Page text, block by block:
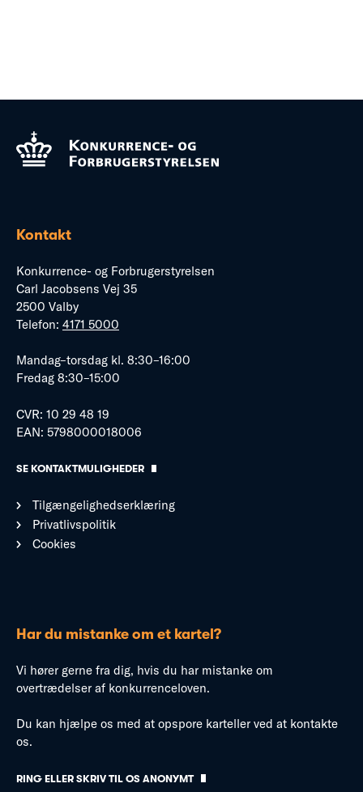
Kontakt
Konkurrence- og Forbrugerstyrelsen
Carl Jacobsens Vej 35
2500 Valby
Telefon: 4171 5000
Mandag–torsdag kl. 8:30–16:00
Fredag 8:30–15:00
CVR: 10 29 48 19
EAN: 5798000018006
SE KONTAKTMULIGHEDER
Tilgængelighedserklæring
Privatlivspolitik
Cookies
Har du mistanke om et kartel?
Vi hører gerne fra dig, hvis du har mistanke om
overtrædelser af konkurrenceloven.
Du kan hjælpe os med at opspore karteller ved at kontakte
os.
RING ELLER SKRIV TIL OS ANONYMT